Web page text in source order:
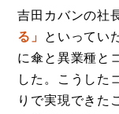
吉田カバンの社
る」
といってい
に傘と異業種と
した。こうした
りで実現できた